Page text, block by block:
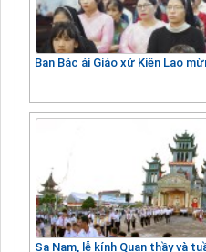
Ban Bác ái Giáo xứ Kiên Lao
Sa Nam, lễ kính Quan thầy và